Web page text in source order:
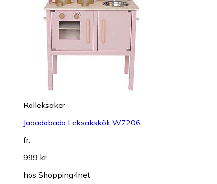
Rolleksaker
Jabadabado Leksakskök W7206
fr.
999 kr
hos Shopping4net